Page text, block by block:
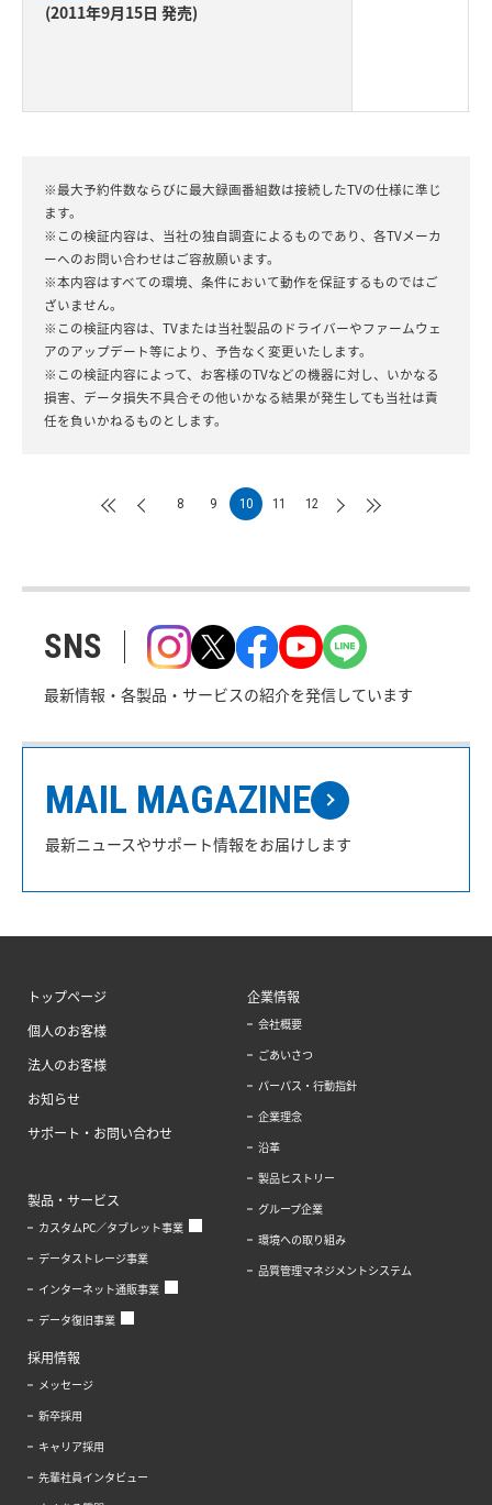
(2011年9月15日 発売)
※最大予約件数ならびに最大録画番組数は接続したTVの仕様に準じ
ます。
※この検証内容は、当社の独自調査によるものであり、各TVメーカ
ーへのお問い合わせはご容赦願います。
※本内容はすべての環境、条件において動作を保証するものではご
ざいません。
※この検証内容は、TVまたは当社製品のドライバーやファームウェ
アのアップデート等により、予告なく変更いたします。
※この検証内容によって、お客様のTVなどの機器に対し、いかなる
損害、データ損失不具合その他いかなる結果が発生しても当社は責
任を負いかねるものとします。
8 9 10 11 12
SNS
最新情報・各製品・サービスの紹介を発信しています
MAIL MAGAZINE
最新ニュースやサポート情報をお届けします
トップページ
個人のお客様
法人のお客様
お知らせ
サポート・お問い合わせ
製品・サービス
カスタムPC／タブレット事業
データストレージ事業
インターネット通販事業
データ復旧事業
企業情報
会社概要
ごあいさつ
パーパス・行動指針
企業理念
沿革
製品ヒストリー
グループ企業
環境への取り組み
品質管理マネジメントシステム
採用情報
メッセージ
新卒採用
キャリア採用
先輩社員インタビュー